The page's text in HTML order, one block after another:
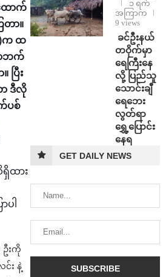
ောက်
တာ။
)က ထ
ဘက်
ပြီး
ဒီလို
ပစ်
ထား
ပါ
ဦးကို
း နဲ့
၁ ရက်
အကြာက
9 views
⁩ ⁨ခင်ဦးနယ်
တဝိုက်မှာ
ရေကြီးနေ
လို့ ပြည်သူ
သောင်းချီ
ရေဘေး
လွတ်ရာ
ရွှေ့ပြောင်း
နေရ
GET DAILY NEWS